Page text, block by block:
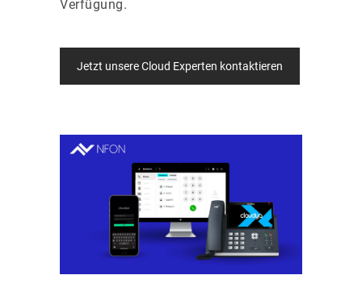
Verfügung.
Jetzt unsere Cloud Experten kontaktieren